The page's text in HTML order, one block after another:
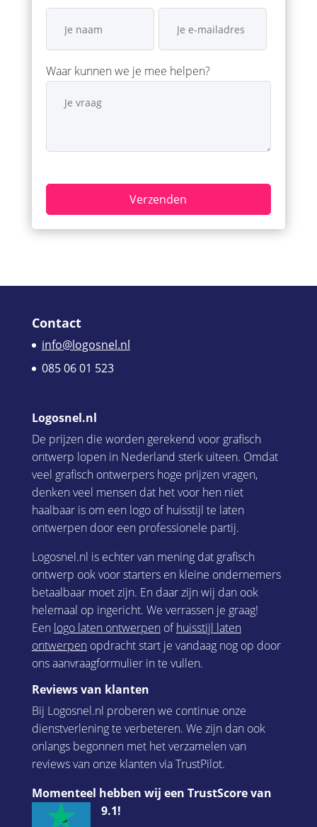
Waar kunnen we je mee helpen?
Contact
info@logosnel.nl
085 06 01 523
Logosnel.nl
De prijzen die worden gerekend voor grafisch
ontwerp lopen in Nederland sterk uiteen. Omdat
veel grafisch ontwerpers hoge prijzen vragen,
denken veel mensen dat het voor hen niet
haalbaar is om een logo of huisstijl te laten
ontwerpen door een professionele partij.
Logosnel.nl is echter van mening dat grafisch
ontwerp ook voor starters en kleine ondernemers
betaalbaar moet zijn. En daar zijn wij dan ook
helemaal op ingericht. We verrassen je graag!
Een logo laten ontwerpenofhuisstijl laten
ontwerpenopdracht start je vandaag nog op door
ons aanvraagformulier in te vullen.
Reviews van klanten
Bij Logosnel.nl proberen we continue onze
dienstverlening te verbeteren. We zijn dan ook
onlangs begonnen met het verzamelen van
reviews van onze klanten via TrustPilot.
Momenteel hebben wij een TrustScore van
9.1!